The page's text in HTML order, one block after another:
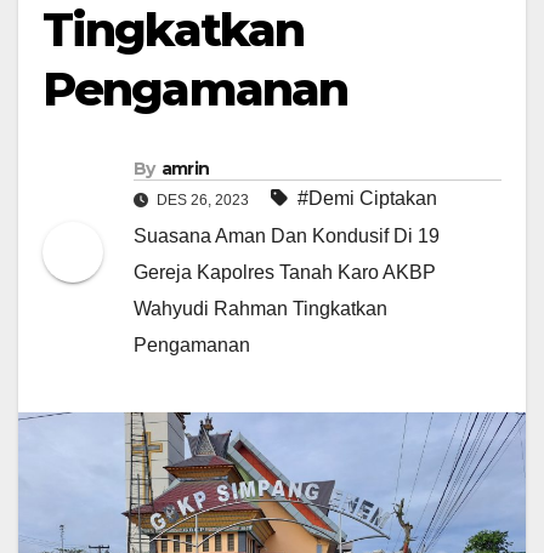
Tingkatkan
Pengamanan
By amrin
DES 26, 2023
#Demi Ciptakan
Suasana Aman Dan Kondusif Di 19
Gereja Kapolres Tanah Karo AKBP
Wahyudi Rahman Tingkatkan
Pengamanan